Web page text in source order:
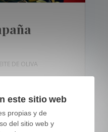
DE OLIVA
este sitio web
propias y de
del sitio web y